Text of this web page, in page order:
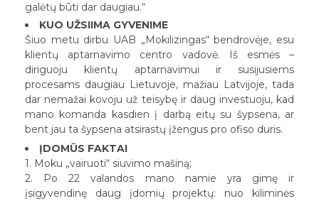
galėtų būti dar daugiau.“
KUO UŽSIIMA GYVENIME
Šiuo metu dirbu UAB „Mokilizingas“ bendrovėje, esu
klientų aptarnavimo centro vadovė. Iš esmės –
diriguoju klientų aptarnavimui ir susijusiems
procesams daugiau Lietuvoje, mažiau Latvijoje, tada
dar nemažai kovoju už teisybę ir daug investuoju, kad
mano komanda kasdien į darbą eitų su šypsena, ar
bent jau ta šypsena atsirastų įžengus pro ofiso duris.
ĮDOMŪS FAKTAI
1. Moku „vairuoti“ siuvimo mašiną;
2. Po 22 valandos mano namie yra gimę ir
įsigyvendinę daug įdomių projektų: nuo kiliminės